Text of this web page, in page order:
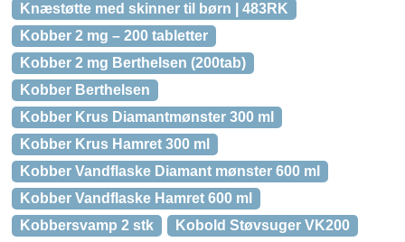
Knæstøtte med skinner til børn | 483RK
Kobber 2 mg – 200 tabletter
Kobber 2 mg Berthelsen (200tab)
Kobber Berthelsen
Kobber Krus Diamantmønster 300 ml
Kobber Krus Hamret 300 ml
Kobber Vandflaske Diamant mønster 600 ml
Kobber Vandflaske Hamret 600 ml
Kobbersvamp 2 stk
Kobold Støvsuger VK200